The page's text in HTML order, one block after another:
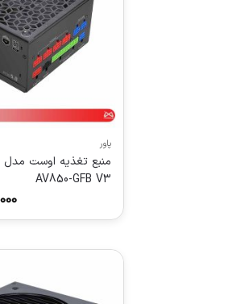
پاور
AV850-GFB V3